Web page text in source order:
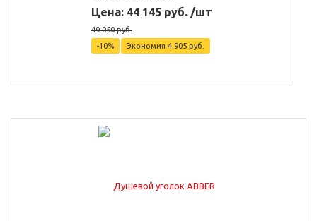
Цена: 44 145 руб. /шт
49 050 руб.
-10%
Экономия 4 905 руб.